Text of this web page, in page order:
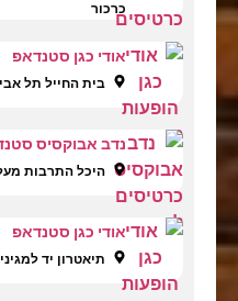
כרכור
אודי כגן סטנדאפ
בית החייל תל
נדב אבוקסיס
היכל התרבות
אודי כגן סטנדאפ
תיאטרון יד